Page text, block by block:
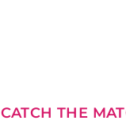
CATCH THE